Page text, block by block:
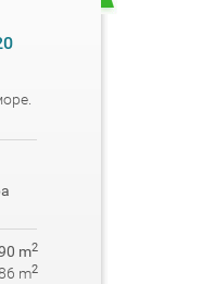
m2
m2